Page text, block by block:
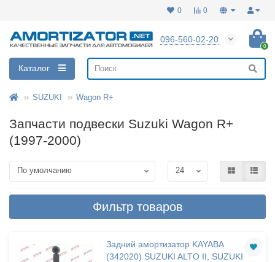
0
0
096-560-02-20
0
Каталог
SUZUKI Wagon R+
Запчасти подвески Suzuki Wagon R+
(1997-2000)
Фильтр товаров
Задний амортизатор KAYABA
(342020) SUZUKI ALTO II, SUZUKI